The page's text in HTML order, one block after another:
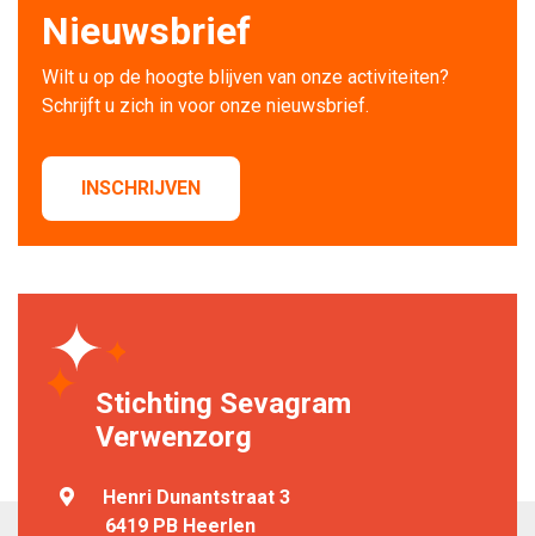
Nieuwsbrief
Wilt u op de hoogte blijven van onze activiteiten?
Schrijft u zich in voor onze nieuwsbrief.
INSCHRIJVEN
Stichting Sevagram
Verwenzorg
Henri Dunantstraat 3
6419 PB Heerlen